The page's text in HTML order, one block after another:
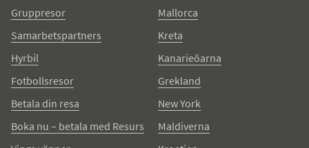
Gruppresor
Samarbetspartners
Hyrbil
Fotbollsresor
Betala din resa
Boka nu – betala med Resurs
Mallorca
Kreta
Kanarieöarna
Grekland
New York
Maldiverna